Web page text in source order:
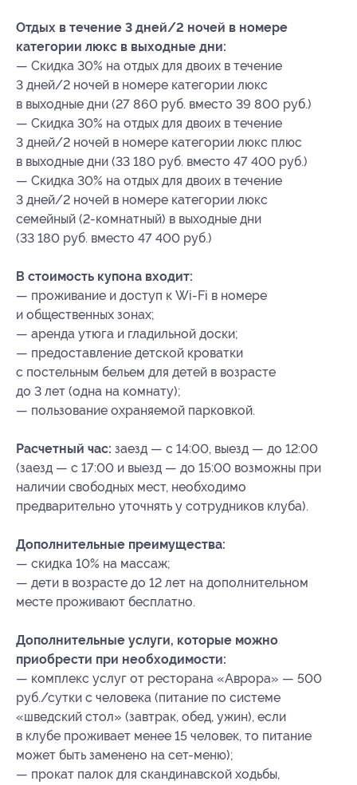
Отдых в течение 3 дней/2 ночей в номере
категории люкс в выходные дни:
— Скидка 30% на отдых для двоих в течение
3 дней/2 ночей в номере категории люкс
в выходные дни (27 860 руб. вместо 39 800 руб.)
— Скидка 30% на отдых для двоих в течение
3 дней/2 ночей в номере категории люкс плюс
в выходные дни (33 180 руб. вместо 47 400 руб.)
— Скидка 30% на отдых для двоих в течение
3 дней/2 ночей в номере категории люкс
семейный (2-комнатный) в выходные дни
(33 180 руб. вместо 47 400 руб.)
В стоимость купона входит:
— проживание и доступ к Wi-Fi в номере
и общественных зонах;
— аренда утюга и гладильной доски;
— предоставление детской кроватки
с постельным бельем для детей в возрасте
до 3 лет (одна на комнату);
— пользование охраняемой парковкой.
Расчетный час: заезд — с 14:00, выезд — до 12:00
(заезд — с 17:00 и выезд — до 15:00 возможны при
наличии свободных мест, необходимо
предварительно уточнять у сотрудников клуба).
Дополнительные преимущества:
— скидка 10% на массаж;
— дети в возрасте до 12 лет на дополнительном
месте проживают бесплатно.
Дополнительные услуги, которые можно
приобрести при необходимости:
— комплекс услуг от ресторана «Аврора» — 500
руб./сутки с человека (питание по системе
«шведский стол» (завтрак, обед, ужин), если
в клубе проживает менее 15 человек, то питание
может быть заменено на сет-меню);
— прокат палок для скандинавской ходьбы,